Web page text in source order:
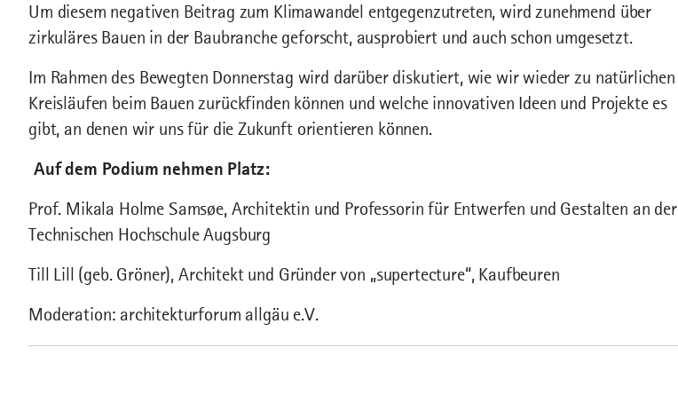
Um diesem negativen Beitrag zum Klimawandel entgegenzutreten, wird zunehmend über
zirkuläres Bauen in der Baubranche geforscht, ausprobiert und auch schon umgesetzt.
Im Rahmen des Bewegten Donnerstag wird darüber diskutiert, wie wir wieder zu natürlichen
Kreisläufen beim Bauen zurückfinden können und welche innovativen Ideen und Projekte es
gibt, an denen wir uns für die Zukunft orientieren können.
Auf dem Podium nehmen Platz:
Prof. Mikala Holme Samsøe, Architektin und Professorin für Entwerfen und Gestalten an der
Technischen Hochschule Augsburg
Till Lill (geb. Gröner), Architekt und Gründer von „supertecture“, Kaufbeuren
Moderation: architekturforum allgäu e.V.